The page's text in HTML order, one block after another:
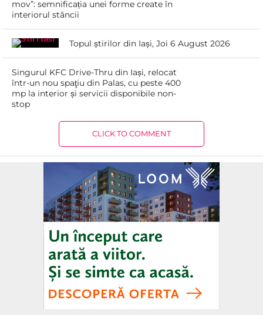
mov”: semnificația unei forme create în
interiorul stâncii
Topul știrilor din Iași, Joi 6 August 2026
Singurul KFC Drive-Thru din Iași, relocat
într-un nou spaţiu din Palas, cu peste 400
mp la interior și servicii disponibile non-
stop
CLICK TO COMMENT